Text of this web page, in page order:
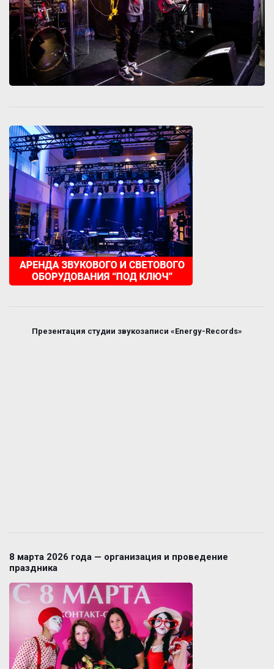
Презентация студии звукозаписи «Energy-Records»
8 марта 2026 года — организация и проведение
праздника